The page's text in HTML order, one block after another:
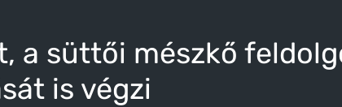
a süttői mészkő
is végzi